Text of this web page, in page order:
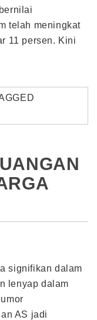
telah meningkat
11 persen. Kini
signifikan dalam
lenyap dalam
AS jadi